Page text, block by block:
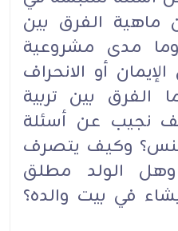
ماهية الفرق بين
وما مدى مشروعية
أو الانحراف
الفرق بين تربية
نجيب عن أسئلة
وكيف يتصرف
وهل الولد مطلق
في بيت والده؟